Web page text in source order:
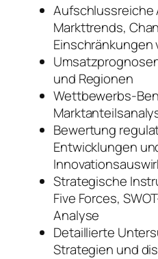
Aufschlussreiche
Markttrends,
Einschränkungen
und Regionen
Wettbewerbs-
Bewertung
Entwicklungen
Strategische
Five Forces,
Analyse
Detaillierte
Strategien und